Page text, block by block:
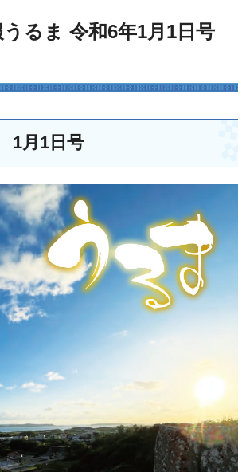
るま 令和6年1月1日号
1月1日号